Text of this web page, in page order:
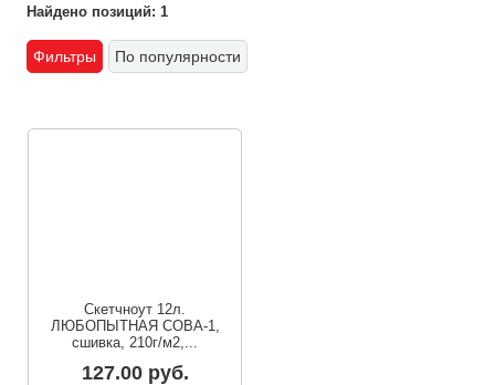
Найдено позиций: 1
Фильтры По популярности
Скетчноут 12л.
ЛЮБОПЫТНАЯ СОВА-1,
сшивка, 210г/м2,...
127.00 руб.